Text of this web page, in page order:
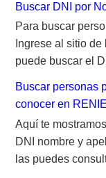
Buscar DNI por
Para buscar
Ingrese al sitio
puede buscar el
Buscar personas
conocer en
Aquí te
DNI nombre y
las puedes